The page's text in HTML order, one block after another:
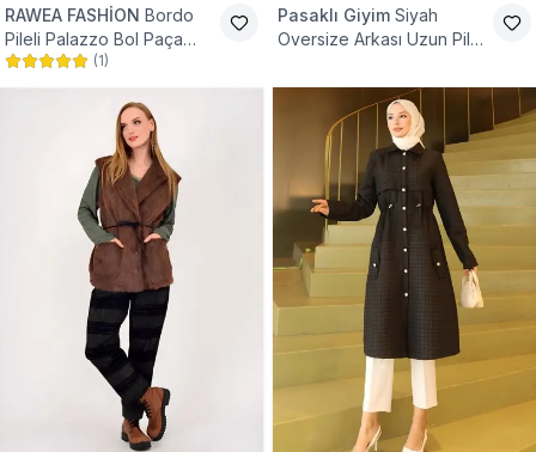
RAWEA FASHİON Bordo
Pileli Palazzo Bol Paça
Yüksek Bel Tesettür
Pantolon
(1)
Pasaklı Giyim Siyah
Oversize Arkası Uzun Pileli